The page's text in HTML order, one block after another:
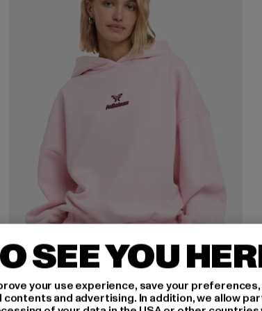
SEE YOU
your use experience, save your
and advertising. In addition, we allow